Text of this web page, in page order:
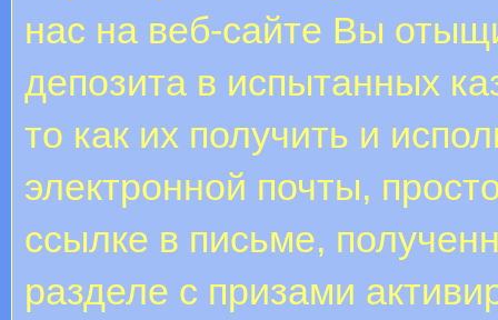
нас на веб-сайте Вы
депозита в испытанных
то как их получить и
электронной почты,
ссылке в письме,
разделе с призами